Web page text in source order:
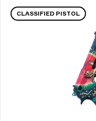
CLASSIFIED PISTOL